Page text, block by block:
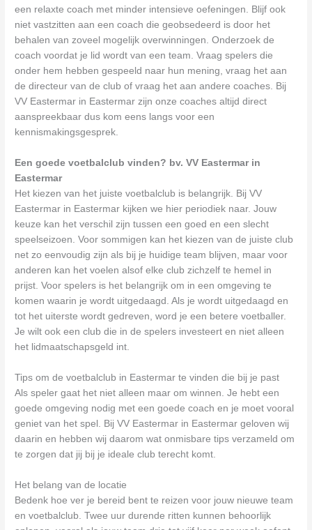
een relaxte coach met minder intensieve oefeningen. Blijf ook
niet vastzitten aan een coach die geobsedeerd is door het
behalen van zoveel mogelijk overwinningen. Onderzoek de
coach voordat je lid wordt van een team. Vraag spelers die
onder hem hebben gespeeld naar hun mening, vraag het aan
de directeur van de club of vraag het aan andere coaches. Bij
VV Eastermar in Eastermar zijn onze coaches altijd direct
aanspreekbaar dus kom eens langs voor een
kennismakingsgesprek.
Een goede voetbalclub vinden? bv. VV Eastermar in
Eastermar
Het kiezen van het juiste voetbalclub is belangrijk. Bij VV
Eastermar in Eastermar kijken we hier periodiek naar. Jouw
keuze kan het verschil zijn tussen een goed en een slecht
speelseizoen. Voor sommigen kan het kiezen van de juiste club
net zo eenvoudig zijn als bij je huidige team blijven, maar voor
anderen kan het voelen alsof elke club zichzelf te hemel in
prijst. Voor spelers is het belangrijk om in een omgeving te
komen waarin je wordt uitgedaagd. Als je wordt uitgedaagd en
tot het uiterste wordt gedreven, word je een betere voetballer.
Je wilt ook een club die in de spelers investeert en niet alleen
het lidmaatschapsgeld int.
Tips om de voetbalclub in Eastermar te vinden die bij je past
Als speler gaat het niet alleen maar om winnen. Je hebt een
goede omgeving nodig met een goede coach en je moet vooral
geniet van het spel. Bij VV Eastermar in Eastermar geloven wij
daarin en hebben wij daarom wat onmisbare tips verzameld om
te zorgen dat jij bij je ideale club terecht komt.
Het belang van de locatie
Bedenk hoe ver je bereid bent te reizen voor jouw nieuwe team
en voetbalclub. Twee uur durende ritten kunnen behoorlijk